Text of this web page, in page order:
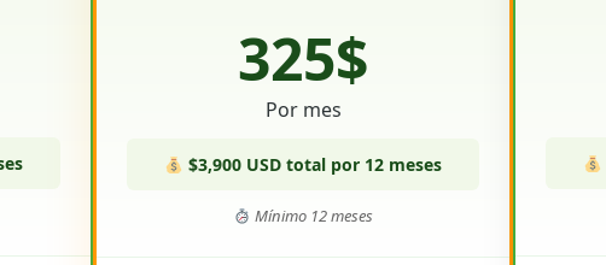
325$
Por mes
$3,900 USD total por 12 meses
Mínimo 12 meses